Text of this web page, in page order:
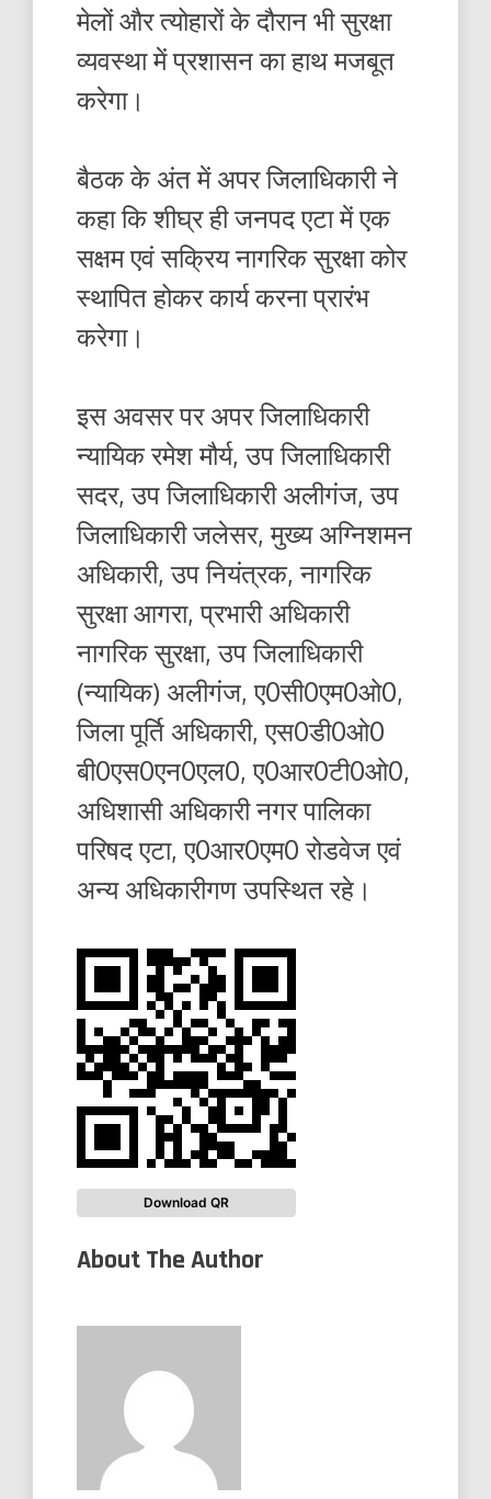
मेलों और त्योहारों के दौरान भी सुरक्षा
व्यवस्था में प्रशासन का हाथ मजबूत
करेगा।
बैठक के अंत में अपर जिलाधिकारी ने
कहा कि शीघ्र ही जनपद एटा में एक
सक्षम एवं सक्रिय नागरिक सुरक्षा कोर
स्थापित होकर कार्य करना प्रारंभ
करेगा।
इस अवसर पर अपर जिलाधिकारी
न्यायिक रमेश मौर्य, उप जिलाधिकारी
सदर, उप जिलाधिकारी अलीगंज, उप
जिलाधिकारी जलेसर, मुख्य अग्निशमन
अधिकारी, उप नियंत्रक, नागरिक
सुरक्षा आगरा, प्रभारी अधिकारी
नागरिक सुरक्षा, उप जिलाधिकारी
(न्यायिक) अलीगंज, ए0सी0एम0ओ0,
जिला पूर्ति अधिकारी, एस0डी0ओ0
बी0एस0एन0एल0, ए0आर0टी0ओ0,
अधिशासी अधिकारी नगर पालिका
परिषद एटा, ए0आर0एम0 रोडवेज एवं
अन्य अधिकारीगण उपस्थित रहे।
Download QR
About The Author